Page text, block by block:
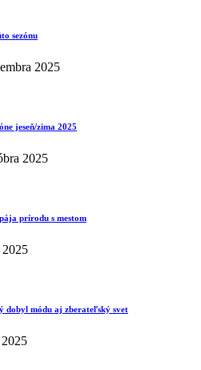
sezónu
2025
jeseň/zima 2025
2025
prírodu s mestom
dobyl módu aj zberateľský svet